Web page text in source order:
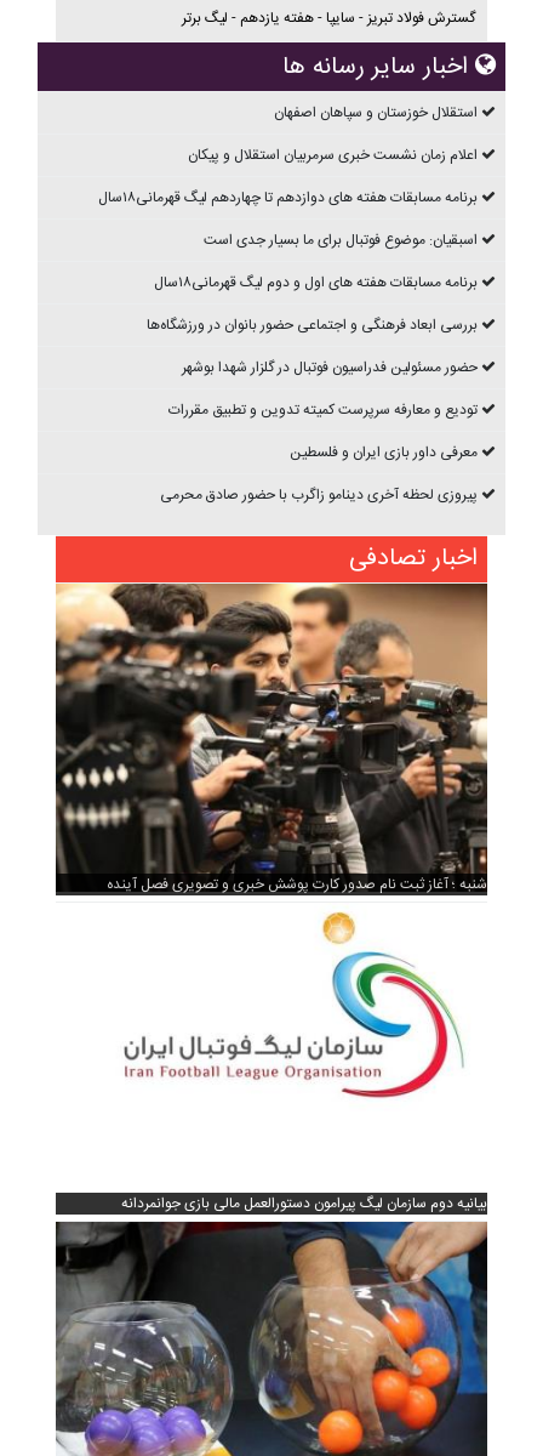
گسترش فولاد تبریز - سایپا - هفته یازدهم - لیگ برتر
اخبار سایر رسانه ها
استقلال خوزستان و سپاهان اصفهان
اعلام زمان نشست خبری سرمربیان استقلال و پیکان
برنامه مسابقات هفته های دوازدهم تا چهاردهم ليگ قهرمانی۱۸سال
اسبقیان: موضوع فوتبال برای ما بسیار جدی است
برنامه مسابقات هفته های اول و دوم ليگ قهرمانی۱۸سال
بررسی ابعاد فرهنگی و اجتماعی حضور بانوان در ورزشگاه‌ها
حضور مسئولین فدراسیون فوتبال در گلزار شهدا بوشهر
تودیع و معارفه سرپرست کمیته تدوین و تطبیق مقررات
معرفی داور بازی ایران و فلسطین
پیروزی لحظه آخری دینامو زاگرب با حضور صادق محرمی
اخبار تصادفی
شنبه ؛ آغاز ثبت نام صدور کارت پوشش خبری و تصویری فصل آینده
بیانیه دوم سازمان لیگ پیرامون دستورالعمل مالی بازی جوانمردانه